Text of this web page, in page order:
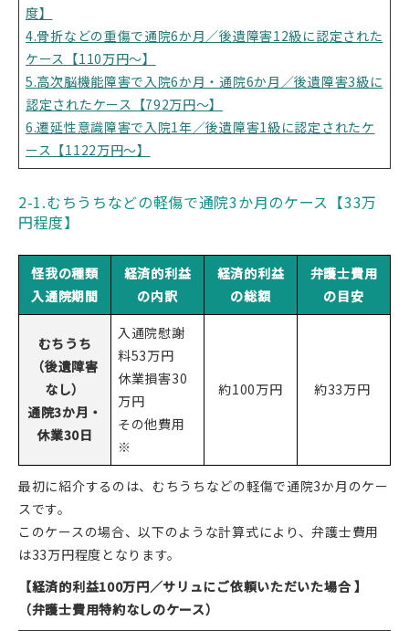
度】
4.骨折などの重傷で通院6か月／後遺障害12級に認定された
ケース【110万円～】
5.高次脳機能障害で入院6か月・通院6か月／後遺障害3級に
認定されたケース【792万円～】
6.遷延性意識障害で入院1年／後遺障害1級に認定されたケ
ース【1122万円～】
2-1.むちうちなどの軽傷で通院3か月のケース【33万
円程度】
怪我の種類
入通院期間
経済的利益
の内訳
経済的利益
の総額
弁護士費用
の目安
むちうち
（後遺障害
なし）
通院3か月・
休業30日
入通院慰謝
料53万円
休業損害30
万円
その他費用
※
約100万円 約33万円
最初に紹介するのは、むちうちなどの軽傷で通院3か月のケー
スです。
このケースの場合、以下のような計算式により、弁護士費用
は33万円程度となります。
【経済的利益100万円／サリュにご依頼いただいた場合 】
（弁護士費用特約なしのケース）